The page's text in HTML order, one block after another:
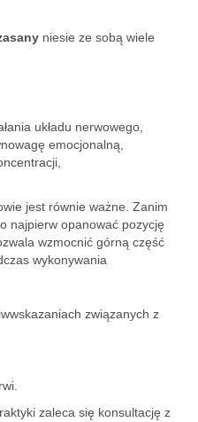
niesie ze sobą wiele
układu nerwowego,
emocjonalną,
jest równie ważne. Zanim
najpierw opanować pozycję
wzmocnić górną część
wykonywania
związanych z
zaleca się konsultację z